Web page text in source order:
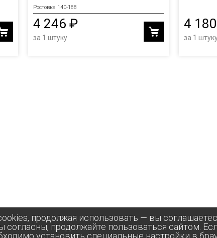
Ростовка 140-188
4 246 ₽
за 1 штуку
4
за 1
продолжая использовать — вы
согласны, продолжайте пользоваться сайтом.
установить специальные настройки в